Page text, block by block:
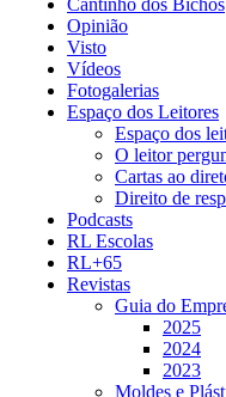
Opinião
Visto
Vídeos
Fotogalerias
Espaço dos Leitores
Espaço dos
O leitor
Cartas ao
Direito de
Podcasts
RL Escolas
RL+65
Revistas
Guia do
2025
2024
2023
Moldes e